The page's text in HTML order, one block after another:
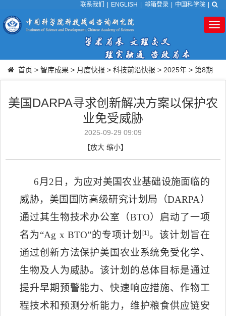
联系我们 ENGLISH 邮箱登录 中国科学院
首页 > 智库成果 > 月度快报 > 科技前沿快报 > 2025年 > 第8期
美国DARPA寻求创新解决方案以保护农
业免受威胁
2025-09-29 09:09
【放大 缩小】
6月 2 日，为应对美国农业基础设施面临的
威胁，美国国防高级研究计划局（DARPA ）
通过其生物技术办公室（BTO）启动了一项
名为“Ag x BTO”的专项计划[1] 。该计划旨在
通过创新方法保护美国农业系统免受化学、
生物及人为威胁。该计划的总体目标是通过
提升早期预警能力、快速响应措施、作物工
程技术和预测分析能力，维护粮食供应链安